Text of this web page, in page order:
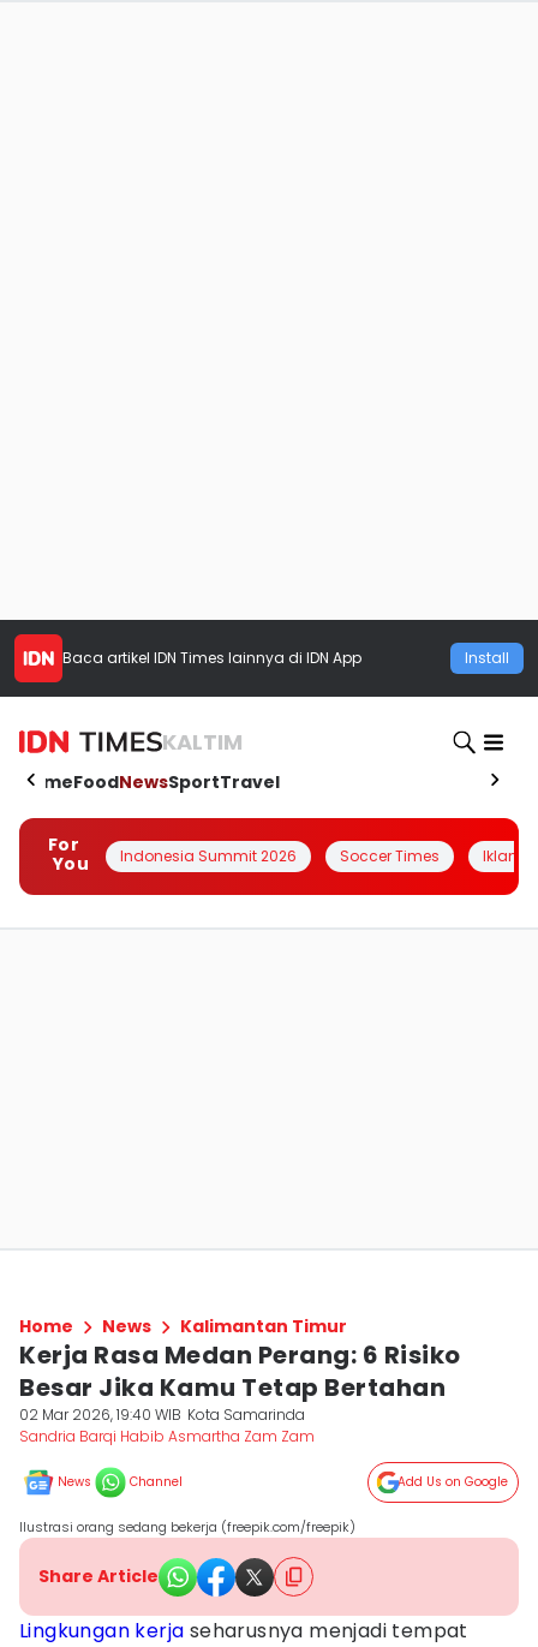
Baca artikel IDN Times lainnya di IDN App Install
KALTIM
HomeFoodNewsSportTravel
For
You
Indonesia Summit 2026 Soccer Times Iklanin
Home News Kalimantan Timur
Kerja Rasa Medan Perang: 6 Risiko
Besar Jika Kamu Tetap Bertahan
02 Mar 2026, 19:40 WIB Kota Samarinda
Sandria Barqi Habib Asmartha Zam Zam
News Channel Add Us on Google
Ilustrasi orang sedang bekerja (freepik.com/freepik)
Share Article
Lingkungan kerja seharusnya menjadi tempat